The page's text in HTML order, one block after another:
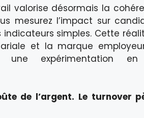
valorise désormais la
mesurez l’impact sur
simples. Cette
et la marque
une expérimentation en
de l’argent. Le turnover